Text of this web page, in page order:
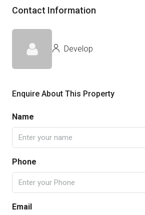
Contact Information
Develop
Enquire About This Property
Name
Phone
Email